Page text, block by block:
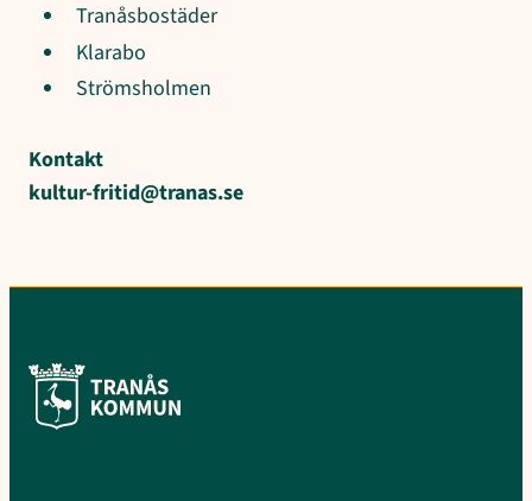
Tranåsbostäder
Klarabo
Strömsholmen
Kontakt
kultur-fritid@tranas.se